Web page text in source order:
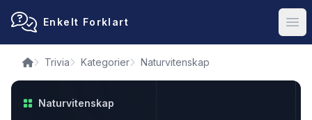
Enkelt Forklart
Trivia Kategorier Naturvitenskap
Naturvitenskap